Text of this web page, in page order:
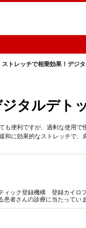
ストレッチで相乗効果！デジ
タルデト
便利ですが、過剰な使用で
に効果的なストレッチで、
ィック登録機構 登録カイロ
患者さんの診療に当たってい
す。